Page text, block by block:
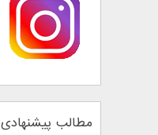
مطالب پیشنهادی